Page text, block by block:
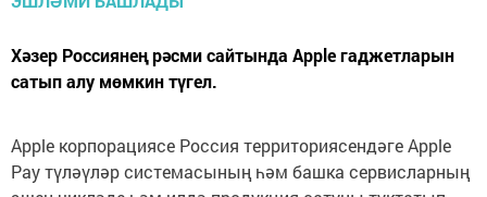
Хәзер Россиянең рәсми сайтында Apple гаджетларын
сатып алу мөмкин түгел.
Apple корпорациясе Россия территориясендәге Apple
Pay түләүләр системасының һәм башка сервисларның